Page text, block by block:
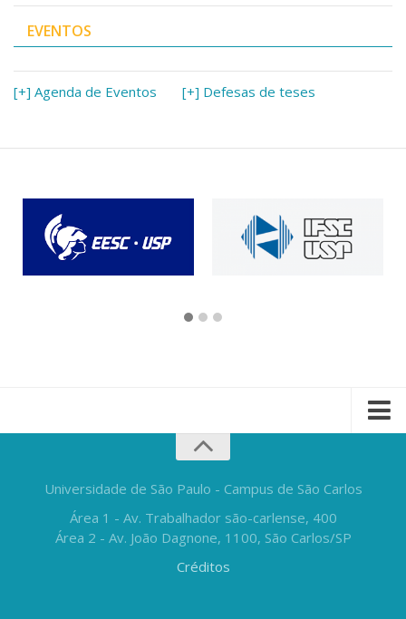
Jornal da USP
Agenda de Eventos
Defesa de Teses
EVENTOS
[+] Agenda de Eventos [+] Defesas de teses
Universidade de São Paulo - Campus de São Carlos
Área 1 - Av. Trabalhador são-carlense, 400
Área 2 - Av. João Dagnone, 1100, São Carlos/SP
Créditos